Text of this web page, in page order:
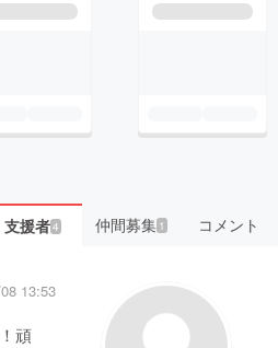
支援者4 仲間募集 1 コメント
13:53
頑